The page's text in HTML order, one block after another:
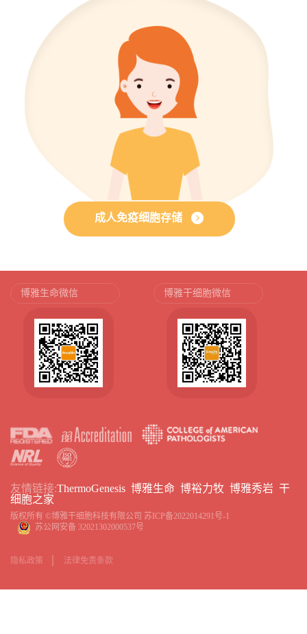
成人免疫细胞存储
博雅生命微信 博雅干细胞微信
友情链接:ThermoGenesis 博雅生命 博裕力牧 博雅秀岩 干
细胞之家
版权所有 ©博雅干细胞科技有限公司 苏ICP备2022014291号-1
苏公网安备 32021302000537号
隐私政策 法律免责条款